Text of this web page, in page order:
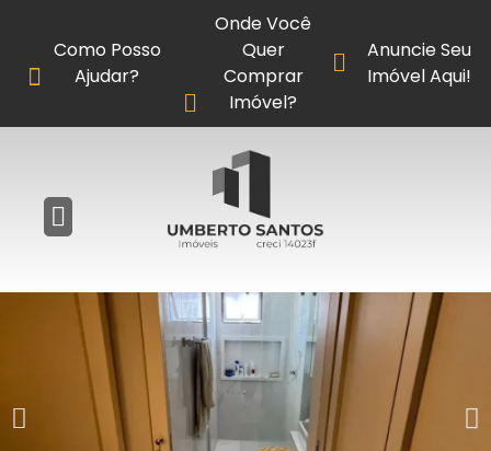
Anuncie Seu
Imóvel Aqui!
Como Posso
Ajudar?
Onde Você
Quer
Comprar
Imóvel?